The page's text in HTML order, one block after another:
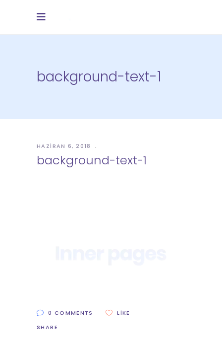
background-text-1
HAZIRAN 6, 2018
background-text-1
0 COMMENTS
LIKE
SHARE